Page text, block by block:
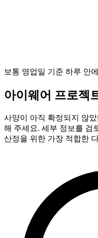
보통 영업일 기준 하루 안
아이웨어 프로젝
사양이 아직 확정되지 않
해 주세요. 세부 정보를 검
산정을 위한 가장 적합한